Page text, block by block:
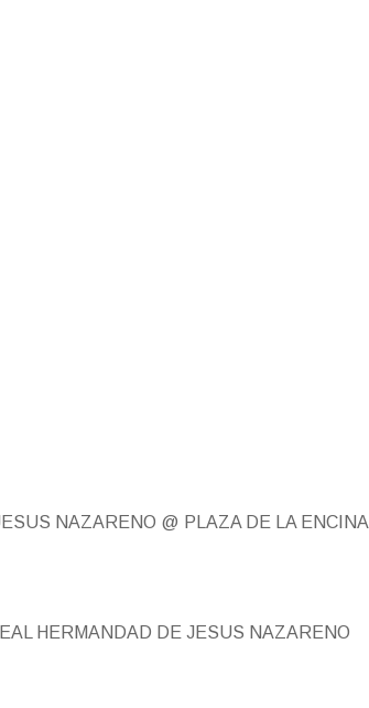
NAZARENO @ PLAZA DE LA ENCINA
HERMANDAD DE JESUS NAZARENO